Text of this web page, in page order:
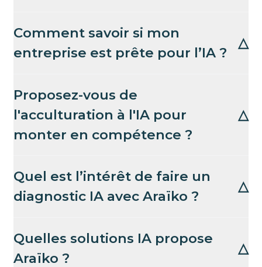
Comment savoir si mon
entreprise est prête pour l’IA ?
△
Proposez-vous de
l'acculturation à l'IA pour
monter en compétence ?
△
Quel est l’intérêt de faire un
diagnostic IA avec Araïko ?
△
Quelles solutions IA propose
Araïko ?
△